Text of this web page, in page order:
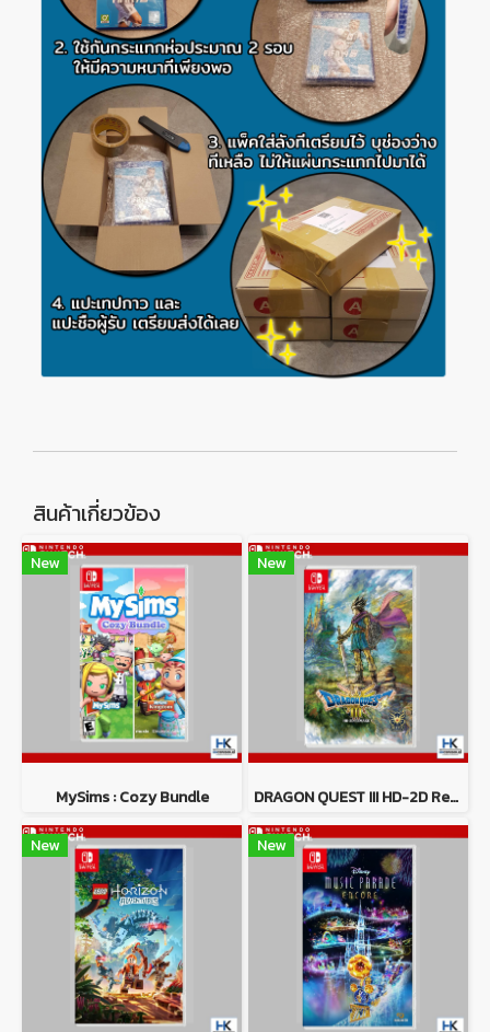
สินค้าเกี่ยวข้อง
New
MySims : Cozy Bundle
New
DRAGON QUEST III HD-2D Remake
New New